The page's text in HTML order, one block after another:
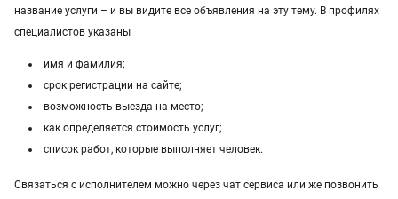
название услуги – и вы видите все объявления на эту тему. В профилях
специалистов указаны
имя и фамилия;
срок регистрации на сайте;
возможность выезда на место;
как определяется стоимость услуг;
список работ, которые выполняет человек.
Связаться с исполнителем можно через чат сервиса или же позвонить